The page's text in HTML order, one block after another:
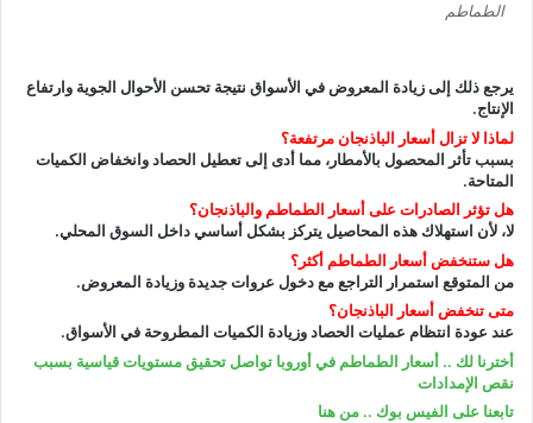
الطماطم
يرجع ذلك إلى زيادة المعروض في الأسواق نتيجة تحسن الأحوال الجوية وارتفاع
الإنتاج.
لماذا لا تزال أسعار الباذنجان مرتفعة؟
بسبب تأثر المحصول بالأمطار، مما أدى إلى تعطيل الحصاد وانخفاض الكميات
المتاحة.
هل تؤثر الصادرات على أسعار الطماطم والباذنجان؟
لا، لأن استهلاك هذه المحاصيل يتركز بشكل أساسي داخل السوق المحلي.
هل ستنخفض أسعار الطماطم أكثر؟
من المتوقع استمرار التراجع مع دخول عروات جديدة وزيادة المعروض.
متى تنخفض أسعار الباذنجان؟
عند عودة انتظام عمليات الحصاد وزيادة الكميات المطروحة في الأسواق.
أخترنا لك .. أسعار الطماطم في أوروبا تواصل تحقيق مستويات قياسية بسبب
نقص الإمدادات
تابعنا على الفيس بوك .. من هنا